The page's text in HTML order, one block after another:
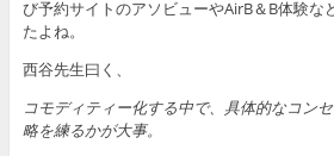
び予約サイトのアソビューやAirB＆B体験な
たよね。
西谷先生曰く、
コモディティー化する中で、具体的なコン
略を練るかが大事。